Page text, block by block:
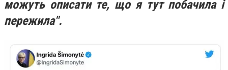
можуть описати те, що я тут побачила і
пережила".